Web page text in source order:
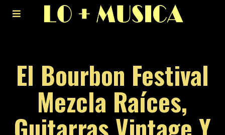
El Bourbon Festival
Mezcla Raíces,